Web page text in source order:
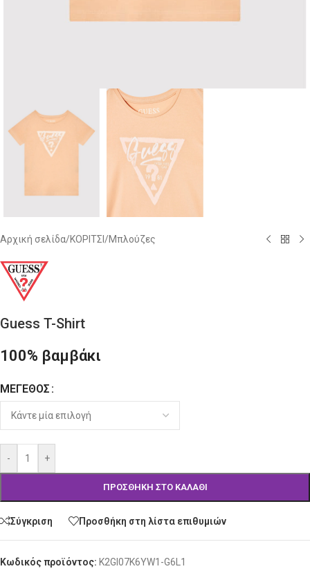
Αρχική σελίδα/ΚΟΡΙΤΣΙ /Μπλούζες
Guess T-Shirt
100% βαμβάκι
ΜΈΓΕΘΟΣ
- +
ΠΡΟΣΘΉΚΗ ΣΤΟ ΚΑΛΆΘΙ
Alternative:
Σύγκριση Προσθήκη στη λίστα επιθυμιών
Κωδικός προϊόντος: K2GI07K6YW1-G6L1